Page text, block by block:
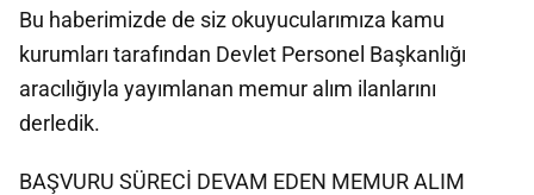
Bu haberimizde de siz okuyucularımıza kamu
kurumları tarafından Devlet Personel Başkanlığı
aracılığıyla yayımlanan memur alım ilanlarını
derledik.
BAŞVURU SÜRECİ DEVAM EDEN MEMUR ALIM